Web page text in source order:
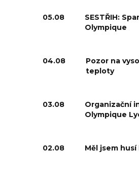
05.08
SESTŘIH:
Olympique
04.08
Pozor na
teploty
03.08
Organizační
Olympique
02.08 Měl jsem husí